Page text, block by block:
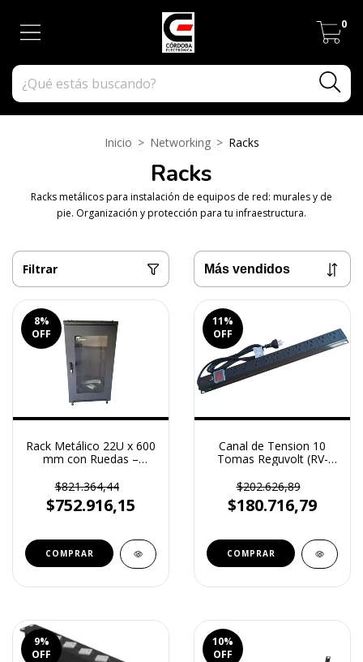
0
Inicio > Networking > Racks
Racks
Racks metálicos para instalación de equipos de red: murales y de
pie. Organización y protección para tu infraestructura.
Filtrar
8%
OFF
Rack Metálico 22U x 600
mm con Ruedas –
$821.364,44
$752.916,15
11%
OFF
Canal de Tension 10
Tomas Reguvolt (RV-
$202.626,89
$180.716,79
9%
OFF
10%
OFF